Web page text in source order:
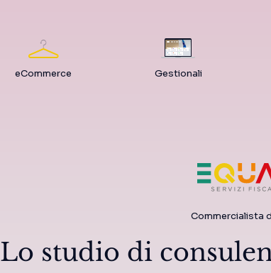
eCommerce Gestionali
Commercialista
Lo studio di